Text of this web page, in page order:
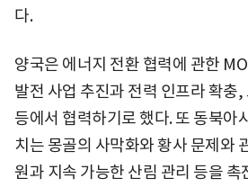
다.
양국은 에너지 전환 협력에 관한
발전 사업 추진과 전력 인프라 확충
등에서 협력하기로 했다. 또 동북아
치는 몽골의 사막화와 황사 문제와
원과 지속 가능한 산림 관리 등을